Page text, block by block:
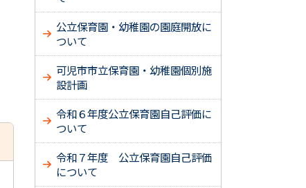
公立保育園・幼稚園の園庭開放に
ついて
可児市市立保育園・幼稚園個別施
設計画
令和６年度公立保育園自己評価に
ついて
令和７年度 公立保育園自己評価
について